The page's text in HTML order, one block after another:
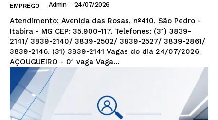
EMPREGO Admin - 24/07/2026
Atendimento: Avenida das Rosas, nº410, São Pedro -
Itabira - MG CEP: 35.900-117. Telefones: (31) 3839-
2141/ 3839-2140/ 3839-2502/ 3839-2527/ 3839-2861/
3839-2146. (31) 3839-2141 Vagas do dia 24/07/2026.
AÇOUGUEIRO - 01 vaga Vaga...